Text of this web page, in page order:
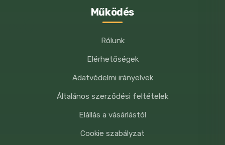
Működés
Rólunk
Elérhetőségek
Adatvédelmi irányelvek
Általános szerződési feltételek
Elállás a vásárlástól
Cookie szabályzat